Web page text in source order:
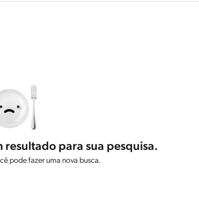
para sua pesquisa.
pode fazer uma nova busca.